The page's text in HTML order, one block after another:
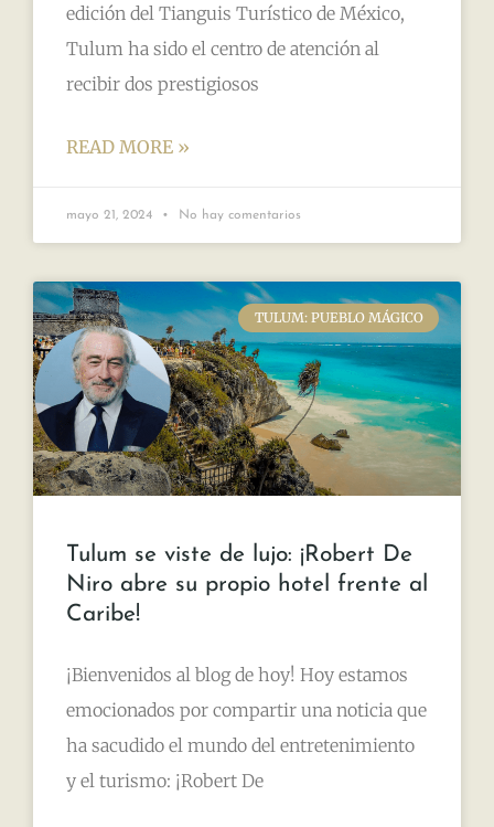
edición del Tianguis Turístico de México,
Tulum ha sido el centro de atención al
recibir dos prestigiosos
READ MORE »
mayo 21, 2024 No hay comentarios
TULUM: PUEBLO MÁGICO
Tulum se viste de lujo: ¡Robert De
Niro abre su propio hotel frente al
Caribe!
¡Bienvenidos al blog de hoy! Hoy estamos
emocionados por compartir una noticia que
ha sacudido el mundo del entretenimiento
y el turismo: ¡Robert De